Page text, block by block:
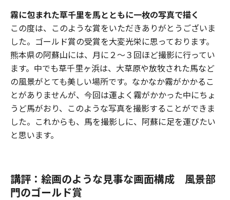
霧に包まれた草千里を馬とともに一枚の写真で描く
この度は、このような賞をいただきありがとうございま
した。ゴールド賞の受賞を大変光栄に思っております。
熊本県の阿蘇山には、月に２～３回ほど撮影に行ってい
ます。中でも草千里ヶ浜は、大草原や放牧された馬など
の風景がとても美しい場所です。なかなか霧がかかるこ
とがありませんが、今回は運よく霧がかかった中にちょ
うど馬がおり、このような写真を撮影することができま
した。これからも、馬を撮影しに、阿蘇に足を運びたい
と思います。
講評：絵画のような見事な画面構成 風景部
門のゴールド賞